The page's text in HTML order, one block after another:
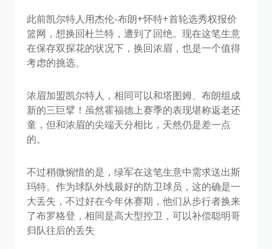
此前凯尔特人用杰伦-布朗+怀特+首轮选秀权报价
篮网，想换回杜兰特，遭到了回绝。现在这笔生意
在保存双探花的状况下，换回浓眉，也是一个值得
考虑的挑选。
浓眉加盟凯尔特人，相同可以和塔图姆、布朗组成
新的三巨擘！虽然霍福德上赛季的表现堪称返老还
童，但和浓眉的尖端天分相比，天然仍是差一点
的。
不过稍微惋惜的是，绿军在这笔生意中需求送出斯
玛特。作为球队外线最好的防卫球员，这的确是一
大丢失，不过好在今年休赛期，他们从步行者换来
了布罗格登，相同是高大型控卫，可以补偿聪明哥
归队往后的丢失